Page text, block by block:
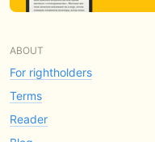
ABOUT
For rightholders
Terms
Reader